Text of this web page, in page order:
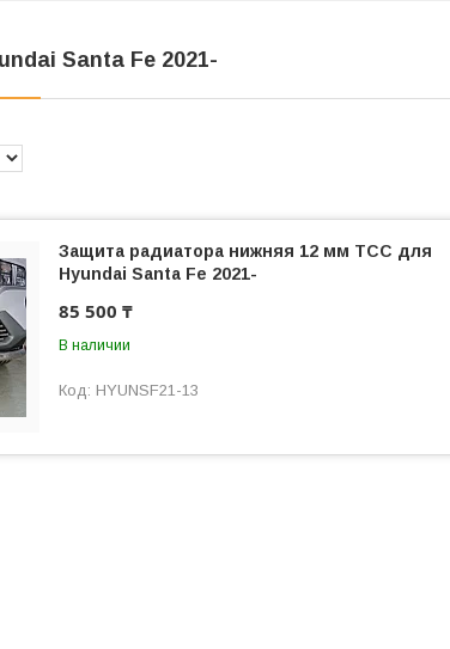
Santa Fe 2021-
Защита радиатора нижняя 12 мм ТСС для
Hyundai Santa Fe 2021-
85 500 ₸
В наличии
HYUNSF21-13